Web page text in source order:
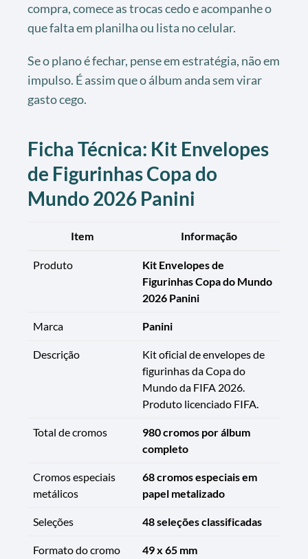
compra, comece as trocas cedo e acompanhe o
que falta em planilha ou lista no celular.
Se o plano é fechar, pense em estratégia, não em
impulso. É assim que o álbum anda sem virar
gasto cego.
Ficha Técnica: Kit Envelopes
de Figurinhas Copa do
Mundo 2026 Panini
Item Informação
Produto
Kit Envelopes de
Figurinhas Copa do Mundo
2026 Panini
Marca Panini
Descrição
Kit oficial de envelopes de
figurinhas da Copa do
Mundo da FIFA 2026.
Produto licenciado FIFA.
Total de cromos
980 cromos por álbum
completo
Cromos especiais
metálicos
68 cromos especiais em
papel metalizado
Seleções 48 seleções classificadas
Formato do cromo 49 x 65 mm